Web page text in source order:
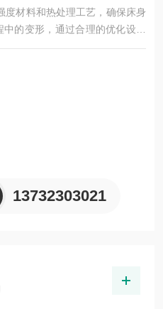
度材料和热处理工艺，确保床身
的变形，通过合理的优化设计
各种加工任务中提供稳定、高
13732303021